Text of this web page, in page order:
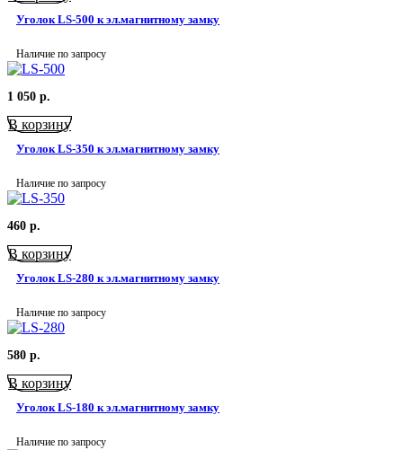
Уголок LS-500 к эл.магнитному замку
Наличие по запросу
1 050 р.
В корзину
Уголок LS-350 к эл.магнитному замку
Наличие по запросу
460 р.
В корзину
Уголок LS-280 к эл.магнитному замку
Наличие по запросу
580 р.
В корзину
Уголок LS-180 к эл.магнитному замку
Наличие по запросу